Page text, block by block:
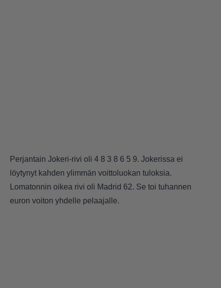
Perjantain Jokeri-rivi oli 4 8 3 8 6 5 9. Jokerissa ei
löytynyt kahden ylimmän voittoluokan tuloksia.
Lomatonnin oikea rivi oli Madrid 62. Se toi tuhannen
euron voiton yhdelle pelaajalle.